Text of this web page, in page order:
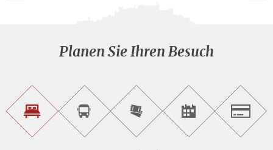
Planen Sie Ihren Besuch
Unterkunft<br>findenSightseeing<br>Tour
buchen
Tickets
online<br>kaufen
Events<br>finden